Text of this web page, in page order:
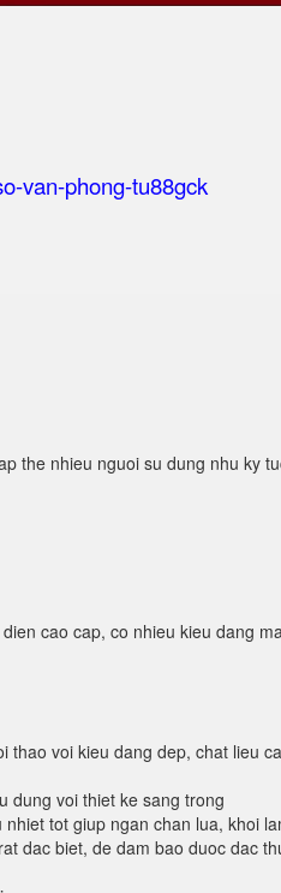
van-phong-tu88gck
the nhieu nguoi su dung nhu ky
cao cap, co nhieu kieu dang
thao voi kieu dang dep, chat lieu
dung voi thiet ke sang trong
tot giup ngan chan lua, khoi
dac biet, de dam bao duoc dac